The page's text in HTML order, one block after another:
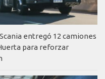
entregó 12 camiones
para reforzar